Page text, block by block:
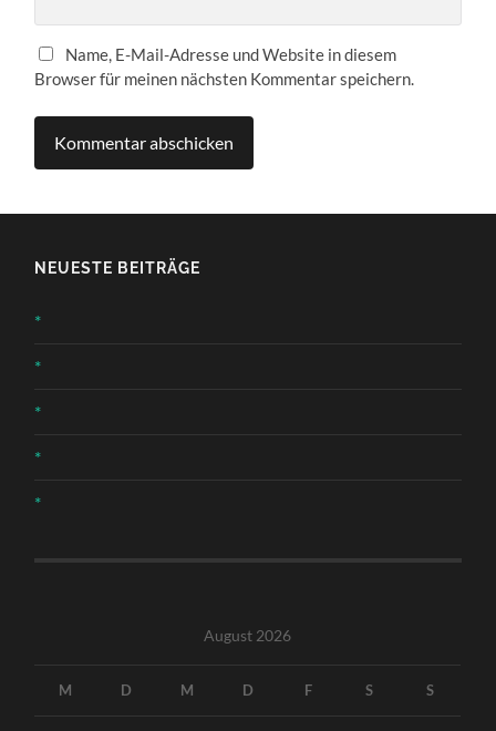
Name, E-Mail-Adresse und Website in diesem
Browser für meinen nächsten Kommentar speichern.
NEUESTE BEITRÄGE
*
*
*
*
*
August 2026
M D M D F S S